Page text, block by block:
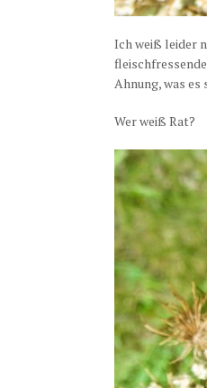
Ich weiß leider
Ahnung, was es
Wer weiß Rat?